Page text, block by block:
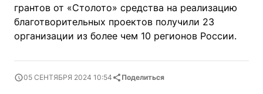
грантов от «Столото» средства на реализацию
благотворительных проектов получили 23
организации из более чем 10 регионов России.
05 СЕНТЯБРЯ 2024 10:54 Поделиться